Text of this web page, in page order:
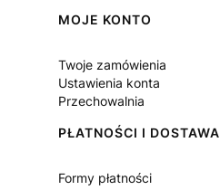
MOJE KONTO
Twoje zamówienia
Ustawienia konta
Przechowalnia
PŁATNOŚCI I DOSTAWA
Formy płatności